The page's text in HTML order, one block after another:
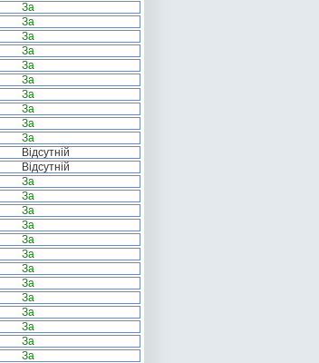
За
За
За
За
За
За
За
За
За
За
Відсутній
Відсутній
За
За
За
За
За
За
За
За
За
За
За
За
За